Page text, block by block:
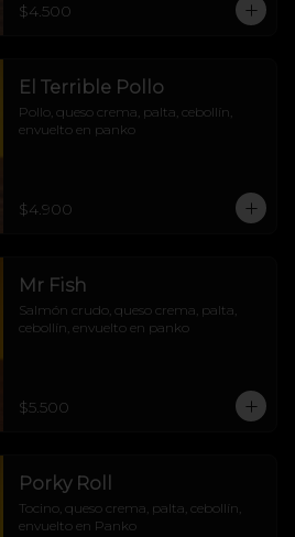
$4.500
El Terrible Pollo
Pollo, queso crema, palta, cebollín,
envuelto en panko
$4.900
Mr Fish
Salmón crudo, queso crema, palta,
cebollín, envuelto en panko
$5.500
Porky Roll
Tocino, queso crema, palta, cebollín,
envuelto en Panko